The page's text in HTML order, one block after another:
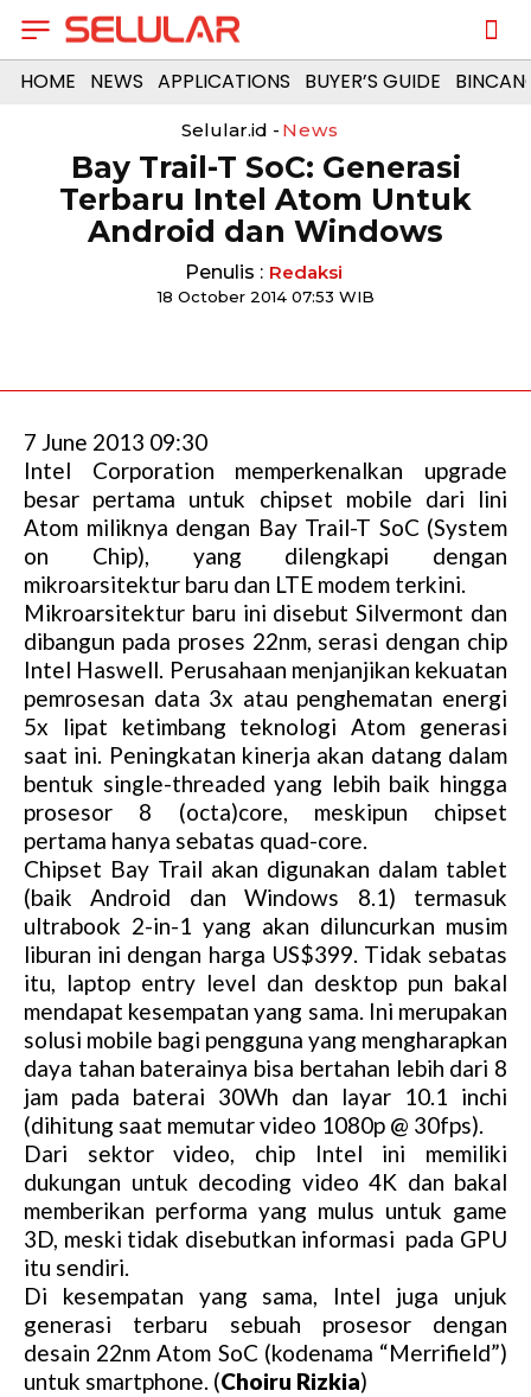
HOME NEWS APPLICATIONS BUYER’S GUIDE
Selular.id - News
Bay Trail-T SoC: Generasi
Terbaru Intel Atom Untuk
Android dan Windows
Penulis : Redaksi
18 October 2014 07:53 WIB
7 June 2013 09:30
Intel Corporation memperkenalkan upgrade
besar pertama untuk chipset mobile dari lini
Atom miliknya dengan Bay Trail-T SoC (System
on Chip), yang dilengkapi dengan
mikroarsitektur baru dan LTE modem terkini.
Mikroarsitektur baru ini disebut Silvermont dan
dibangun pada proses 22nm, serasi dengan chip
Intel Haswell. Perusahaan menjanjikan kekuatan
pemrosesan data 3x atau penghematan energi
5x lipat ketimbang teknologi Atom generasi
saat ini. Peningkatan kinerja akan datang dalam
bentuk single-threaded yang lebih baik hingga
prosesor 8 (octa)core, meskipun chipset
pertama hanya sebatas quad-core.
Chipset Bay Trail akan digunakan dalam tablet
(baik Android dan Windows 8.1) termasuk
ultrabook 2-in-1 yang akan diluncurkan musim
liburan ini dengan harga US$399. Tidak sebatas
itu, laptop entry level dan desktop pun bakal
mendapat kesempatan yang sama. Ini merupakan
solusi mobile bagi pengguna yang mengharapkan
daya tahan baterainya bisa bertahan lebih dari 8
jam pada baterai 30Wh dan layar 10.1 inchi
(dihitung saat memutar video 1080p @ 30fps).
Dari sektor video, chip Intel ini memiliki
dukungan untuk decoding video 4K dan bakal
memberikan performa yang mulus untuk game
3D, meski tidak disebutkan informasi pada GPU
itu sendiri.
Di kesempatan yang sama, Intel juga unjuk
generasi terbaru sebuah prosesor dengan
desain 22nm Atom SoC (kodenama “Merrifield”)
untuk smartphone. (Choiru Rizkia)